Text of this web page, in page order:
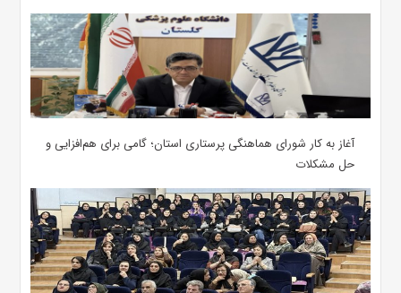
آغاز به کار شورای هماهنگی پرستاری استان؛ گامی برای هم‌افزایی و
حل مشکلات